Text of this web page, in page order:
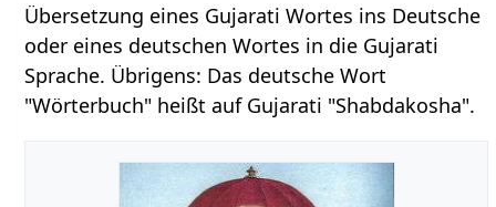
Übersetzung eines Gujarati Wortes ins Deutsche
oder eines deutschen Wortes in die Gujarati
Sprache. Übrigens: Das deutsche Wort
"Wörterbuch" heißt auf Gujarati "Shabdakosha".